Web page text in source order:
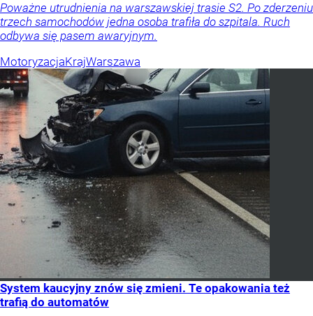
Poważne utrudnienia na warszawskiej trasie S2. Po zderzeniu
trzech samochodów jedna osoba trafiła do szpitala. Ruch
odbywa się pasem awaryjnym.
MotoryzacjaKrajWarszawa
System kaucyjny znów się zmieni. Te opakowania też
trafią do automatów